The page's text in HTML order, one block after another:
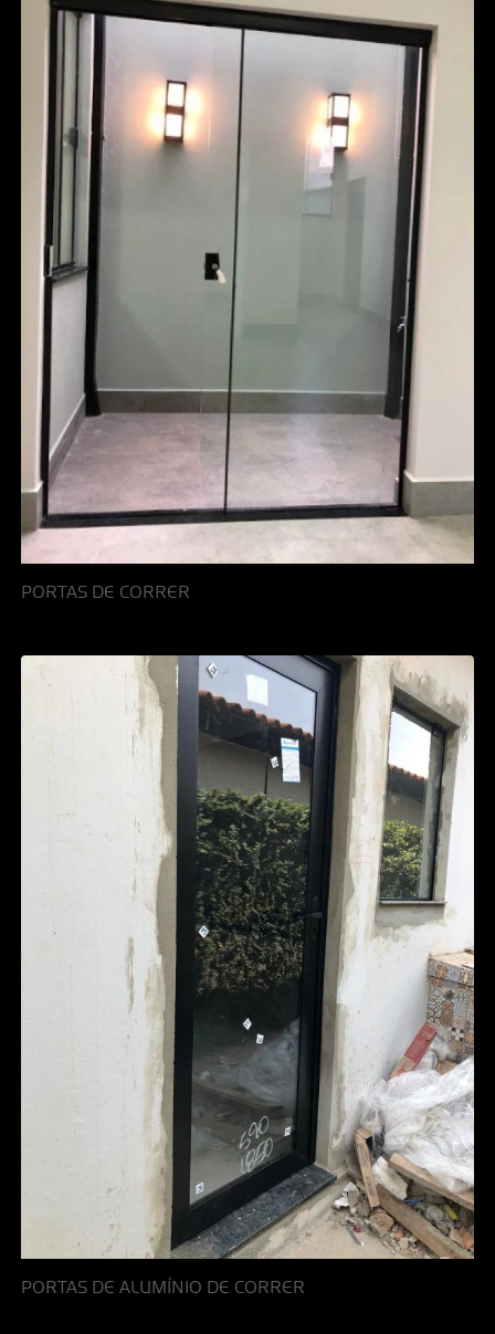
PORTAS DE CORRER
PORTAS DE ALUMÍNIO DE CORRER